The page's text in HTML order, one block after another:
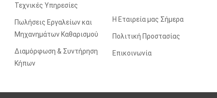
Τεχνικές Υπηρεσίες
Πωλήσεις Eργαλείων και
Mηχανημάτων Kαθαρισμού
Διαμόρφωση & Συντήρηση
Κήπων
Η Εταιρεία μας Σήμερα
Πολιτική Προστασίας
Επικοινωνία